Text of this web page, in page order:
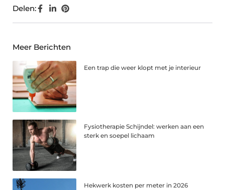
Delen:
Meer Berichten
Een trap die weer klopt met je interieur
Fysiotherapie Schijndel: werken aan een
sterk en soepel lichaam
Hekwerk kosten per meter in 2026